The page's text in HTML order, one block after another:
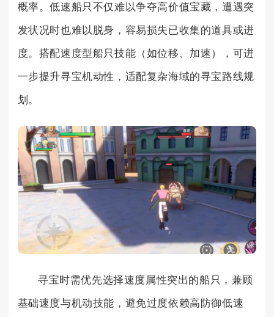
概率。低速船只不仅难以争夺高价值宝藏，遭遇突
发状况时也难以脱身，容易损失已收集的道具或进
度。搭配速度型船只技能（如位移、加速），可进
一步提升寻宝机动性，适配复杂海域的寻宝路线规
划。
寻宝时需优先选择速度属性突出的船只，兼顾
基础速度与机动技能，避免过度依赖高防御低速